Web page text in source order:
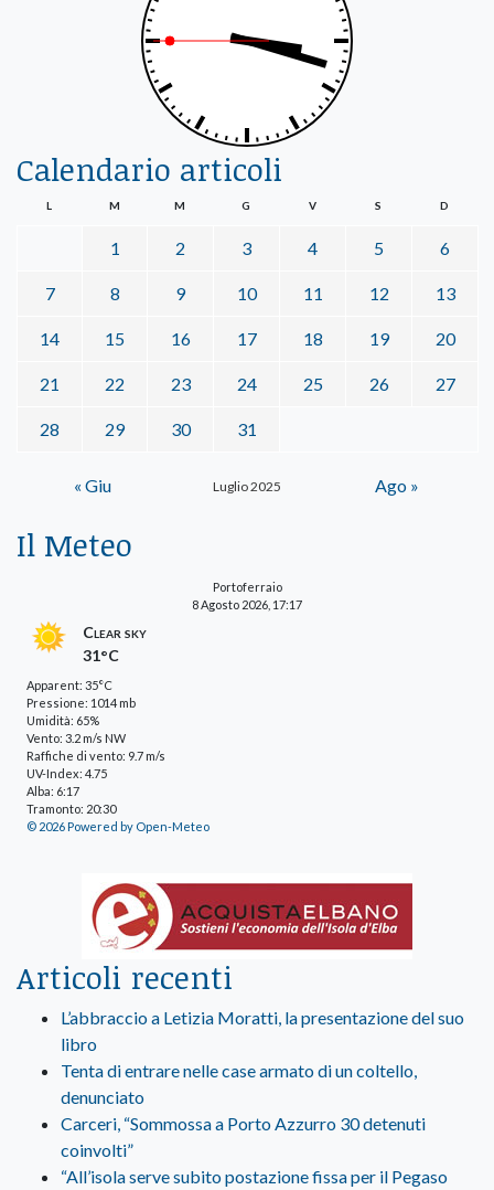
Calendario articoli
Luglio 2025
L M M G V S D
1 2 3 4 5 6
7 8 9 10 11 12 13
14 15 16 17 18 19 20
21 22 23 24 25 26 27
28 29 30 31
« Giu Ago »
Il Meteo
Portoferraio
8 Agosto 2026, 17:17
Clear sky
31°C
Apparent: 35°C
Pressione: 1014 mb
Umidità: 65%
Vento: 3.2 m/s NW
Raffiche di vento: 9.7 m/s
UV-Index: 4.75
Alba: 6:17
Tramonto: 20:30
© 2026 Powered by Open-Meteo
Articoli recenti
L’abbraccio a Letizia Moratti, la presentazione del suo
libro
Tenta di entrare nelle case armato di un coltello,
denunciato
Carceri, “Sommossa a Porto Azzurro 30 detenuti
coinvolti”
“All’isola serve subito postazione fissa per il Pegaso